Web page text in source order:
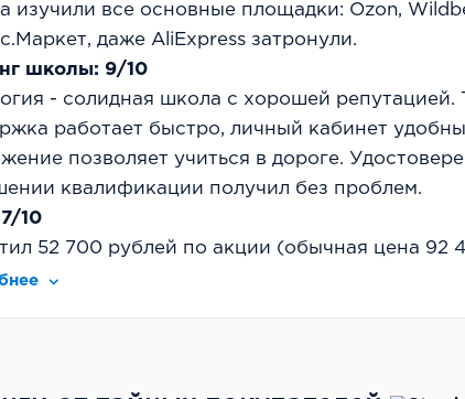
изучили все основные площадки: Ozon,
даже AliExpress затронули.
школы: 9/10
- солидная школа с хорошей репутацией.
работает быстро, личный кабинет
позволяет учиться в дороге.
квалификации получил без проблем.
10
52 700 рублей по акции (обычная цена 92
знаний и практики цена нормальная, но не